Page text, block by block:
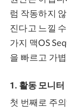
럼 작동하지
진다고 느낄
가지 맥OS
을 빠르고 가
1. 활동 모니터
첫 번째로 주